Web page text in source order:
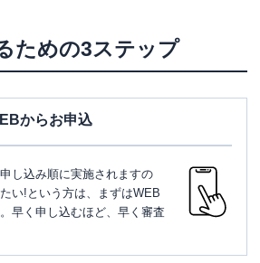
ための3ステップ
からお申込
し込み順に実施されますの
い!という方は、まずはWEB
早く申し込むほど、早く審査